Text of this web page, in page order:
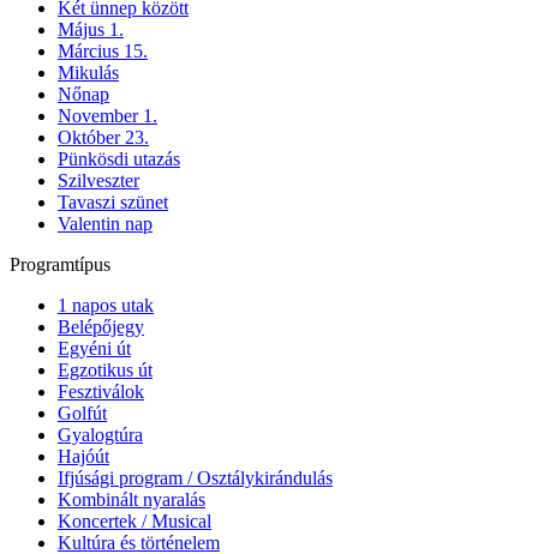
Két ünnep között
Május 1.
Március 15.
Mikulás
Nőnap
November 1.
Október 23.
Pünkösdi utazás
Szilveszter
Tavaszi szünet
Valentin nap
Programtípus
1 napos utak
Belépőjegy
Egyéni út
Egzotikus út
Fesztiválok
Golfút
Gyalogtúra
Hajóút
Ifjúsági program / Osztálykirándulás
Kombinált nyaralás
Koncertek / Musical
Kultúra és történelem